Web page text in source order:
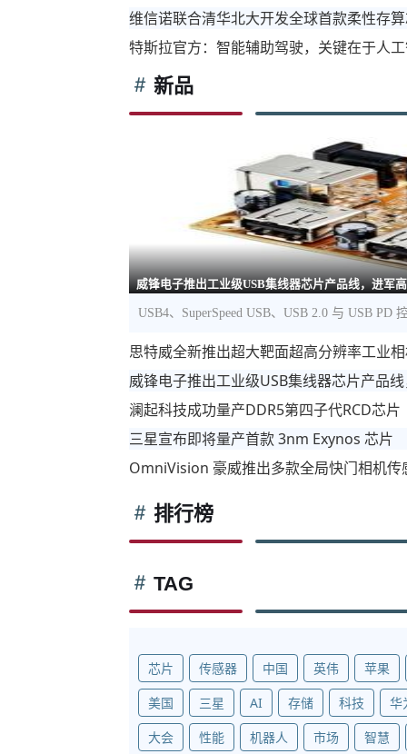
维信诺联合清华北大开发全球首款柔性存
特斯拉官方：智能辅助驾驶，关键在于人
新品
威锋电子推出工业级USB集线器芯片产品线，进军
USB4、SuperSpeed USB、USB 2.0 与 USB
思特威全新推出超大靶面超高分辨率工业
威锋电子推出工业级USB集线器芯片产品
澜起科技成功量产DDR5第四子代RCD芯片
三星宣布即将量产首款 3nm Exynos 芯片
OmniVision 豪威推出多款全局快门相机
排行榜
TAG
芯片 传感器 中国 英伟
苹果
美国
三星 AI 存储 科技
华
大会
性能 机器人 市场
智慧